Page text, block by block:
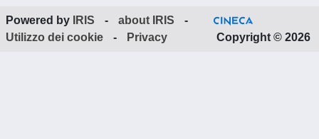
Powered by IRIS - about IRIS
-
Utilizzo dei cookie
- Privacy Copyright © 2026